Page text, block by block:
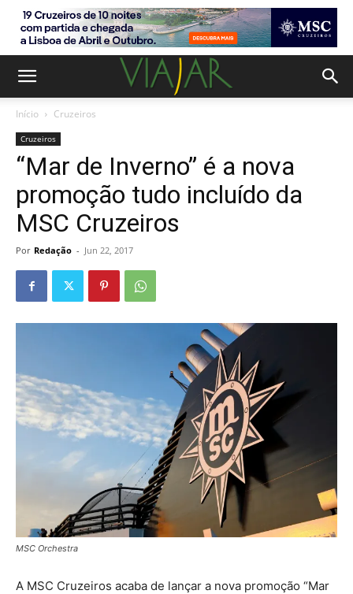
Início Cruzeiros
Cruzeiros
“Mar de Inverno” é a nova
promoção tudo incluído da
MSC Cruzeiros
Por Redação - Jun 22, 2017
MSC Orchestra
A MSC Cruzeiros acaba de lançar a nova promoção “Mar